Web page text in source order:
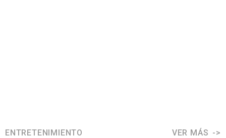
ENTRETENIMIENTO VER MÁS